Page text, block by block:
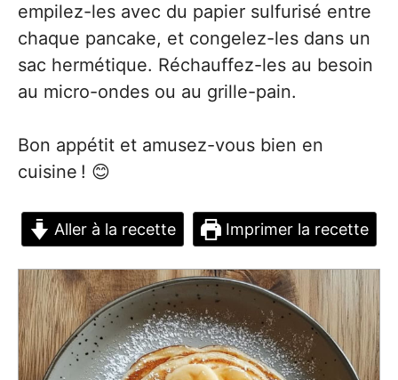
empilez-les avec du papier sulfurisé entre
chaque pancake, et congelez-les dans un
sac hermétique. Réchauffez-les au besoin
au micro-ondes ou au grille-pain.
Bon appétit et amusez-vous bien en
cuisine ! 😊
Aller à la recette Imprimer la recette